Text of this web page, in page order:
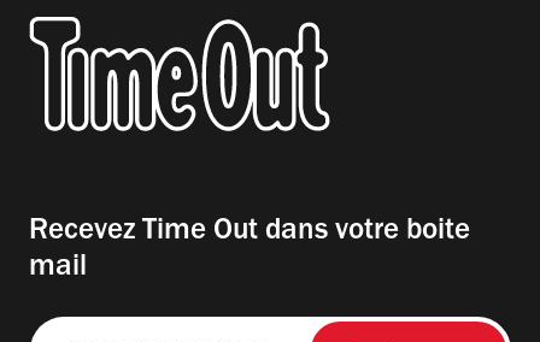
Recevez Time Out dans votre boite
mail
Entrez